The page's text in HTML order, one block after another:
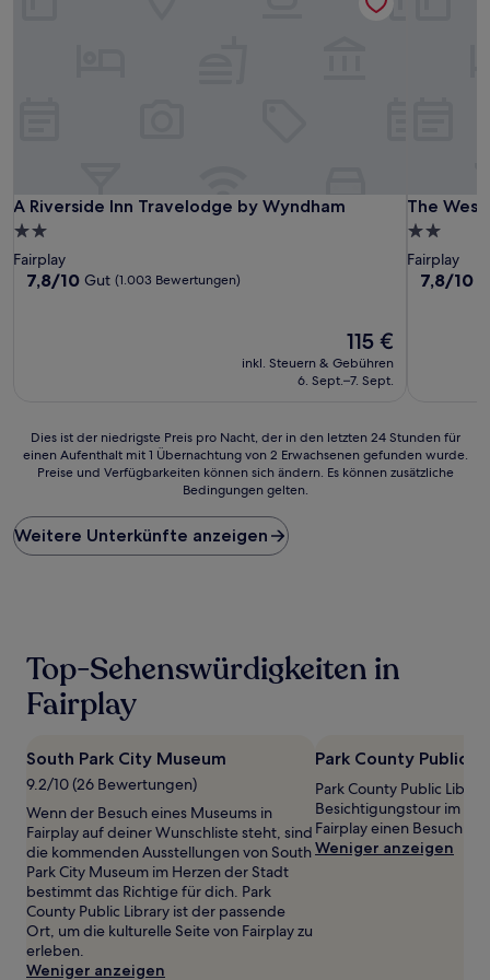
A Riverside Inn Travelodge by Wyndham
A Riverside Inn Travelodge by Wyndham
2.0-
Sterne-
Unterkunft
Fairplay
7.8
7,8/10 Gut (1.003 Bewertungen)
Der
Preis
beträgt
115 €
inkl. Steuern & Gebühren
6. Sept.–7. Sept.
The
The
2.0-
Sterne-
Fairplay
7.8
7,8/10
Dies
ist
Preis
pro
Nacht,
24 Stunden
einen
Aufenthalt
1 Übernachtung
2 Erwachsenen
gefunden
wurde.
Preise
und
Verfügbarkeiten
können
sich
ändern.
Es
Dies ist der niedrigste Preis pro Nacht, der in den letzten 24 Stunden für
einen Aufenthalt mit 1 Übernachtung von 2 Erwachsenen gefunden wurde.
Preise und Verfügbarkeiten können sich ändern. Es können zusätzliche
Bedingungen gelten.
Weitere Unterkünfte anzeigen
Top-Sehenswürdigkeiten in
Fairplay
South Park City Museum
9.2/10 (26 Bewertungen)
Wenn der Besuch eines Museums in
Fairplay auf deiner Wunschliste steht, sind
die kommenden Ausstellungen von South
Park City Museum im Herzen der Stadt
bestimmt das Richtige für dich. Park
County Public Library ist der passende
Ort, um die kulturelle Seite von Fairplay zu
erleben.
Weniger anzeigen
Park County Public
Park County Public
Besichtigungstour im
Fairplay einen Besuch
Weniger anzeigen